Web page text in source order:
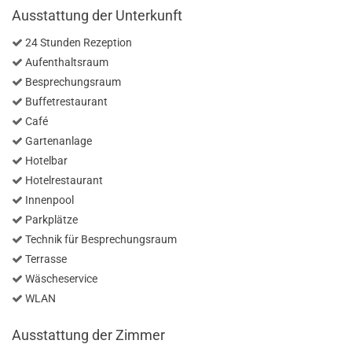
Ausstattung der Unterkunft
24 Stunden Rezeption
Aufenthaltsraum
Besprechungsraum
Buffetrestaurant
Café
Gartenanlage
Hotelbar
Hotelrestaurant
Innenpool
Parkplätze
Technik für Besprechungsraum
Terrasse
Wäscheservice
WLAN
Ausstattung der Zimmer